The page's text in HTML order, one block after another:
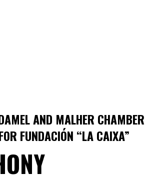
AND MALHER CHAMBER
FUNDACIÓN “LA CAIXA”